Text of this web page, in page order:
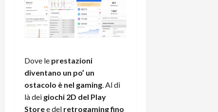
Dove le prestazioni
diventano un po’ un
ostacolo è nel gaming . Al di
là dei giochi 2D del Play
Storee del retrogaming fino